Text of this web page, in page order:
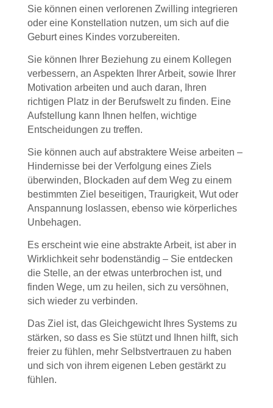
Sie können einen verlorenen Zwilling integrieren
oder eine Konstellation nutzen, um sich auf die
Geburt eines Kindes vorzubereiten.
Sie können Ihrer Beziehung zu einem Kollegen
verbessern, an Aspekten Ihrer Arbeit, sowie Ihrer
Motivation arbeiten und auch daran, Ihren
richtigen Platz in der Berufswelt zu finden. Eine
Aufstellung kann Ihnen helfen, wichtige
Entscheidungen zu treffen.
Sie können auch auf abstraktere Weise arbeiten –
Hindernisse bei der Verfolgung eines Ziels
überwinden, Blockaden auf dem Weg zu einem
bestimmten Ziel beseitigen, Traurigkeit, Wut oder
Anspannung loslassen, ebenso wie körperliches
Unbehagen.
Es erscheint wie eine abstrakte Arbeit, ist aber in
Wirklichkeit sehr bodenständig – Sie entdecken
die Stelle, an der etwas unterbrochen ist, und
finden Wege, um zu heilen, sich zu versöhnen,
sich wieder zu verbinden.
Das Ziel ist, das Gleichgewicht Ihres Systems zu
stärken, so dass es Sie stützt und Ihnen hilft, sich
freier zu fühlen, mehr Selbstvertrauen zu haben
und sich von ihrem eigenen Leben gestärkt zu
fühlen.